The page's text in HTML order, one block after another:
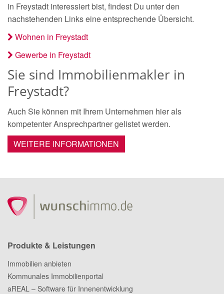
in Freystadt interessiert bist, findest Du unter den
nachstehenden Links eine entsprechende Übersicht.
Wohnen in Freystadt
Gewerbe in Freystadt
Sie sind Immobilienmakler in
Freystadt?
Auch Sie können mit Ihrem Unternehmen hier als
kompetenter Ansprechpartner gelistet werden.
WEITERE INFORMATIONEN
Produkte & Leistungen
Immobilien anbieten
Kommunales Immobilienportal
aREAL – Software für Innenentwicklung